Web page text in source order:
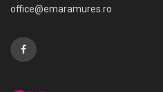
office@emaramures.ro